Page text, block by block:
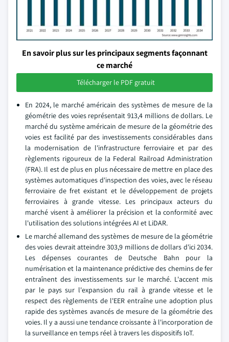
En savoir plus sur les principaux segments façonnant
ce marché
Télécharger le PDF gratuit
En 2024, le marché américain des systèmes de mesure de la
géométrie des voies représentait 913,4 millions de dollars. Le
marché du système américain de mesure de la géométrie des
voies est facilité par des investissements considérables dans
la modernisation de l'infrastructure ferroviaire et par des
règlements rigoureux de la Federal Railroad Administration
(FRA). Il est de plus en plus nécessaire de mettre en place des
systèmes automatiques d'inspection des voies, avec le réseau
ferroviaire de fret existant et le développement de projets
ferroviaires à grande vitesse. Les principaux acteurs du
marché visent à améliorer la précision et la conformité avec
l'utilisation des solutions intégrées AI et LiDAR.
Le marché allemand des systèmes de mesure de la géométrie
des voies devrait atteindre 303,9 millions de dollars d'ici 2034.
Les dépenses courantes de Deutsche Bahn pour la
numérisation et la maintenance prédictive des chemins de fer
entraînent des investissements sur le marché. L'accent mis
par le pays sur l'expansion du rail à grande vitesse et le
respect des règlements de l'EER entraîne une adoption plus
rapide des systèmes avancés de mesure de la géométrie des
voies. Il y a aussi une tendance croissante à l'incorporation de
la surveillance en temps réel à travers les dispositifs IoT.